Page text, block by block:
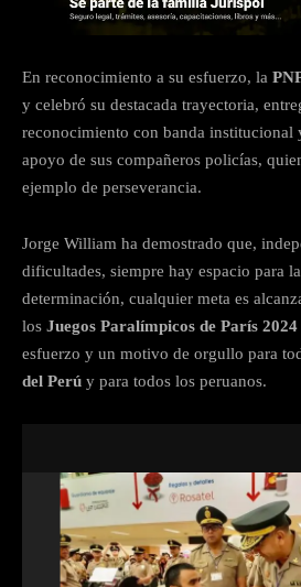
En reconocimiento a su esfuerzo, la
y celebró su destacada trayectoria,
reconocimiento con banda institucional
apoyo de sus compañeros policías,
ejemplo de perseverancia.
Jorge William ha demostrado que,
dificultades, siempre hay espacio para
determinación, cualquier meta es
los Juegos Paralímpicos de París 2024
esfuerzo y un motivo de orgullo para
del Perú y para todos los peruanos.